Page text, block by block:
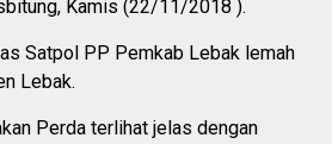
Kamis (22/11/2018 ).
Satpol PP Pemkab Lebak lemah
Lebak.
Perda terlihat jelas dengan